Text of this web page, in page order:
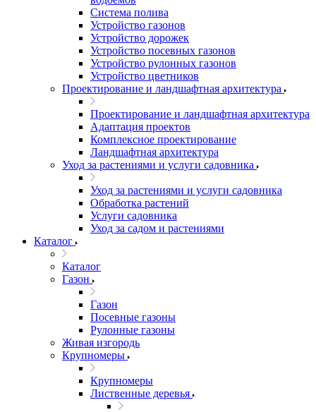
Система полива
Устройство газонов
Устройство дорожек
Устройство посевных газонов
Устройство рулонных газонов
Устройство цветников
Проектирование и ландшафтная архитектура
Проектирование и ландшафтная архитектура
Адаптация проектов
Комплексное проектирование
Ландшафтная архитектура
Уход за растениями и услуги садовника
Уход за растениями и услуги садовника
Обработка растений
Услуги садовника
Уход за садом и растениями
Каталог
Каталог
Газон
Газон
Посевные газоны
Рулонные газоны
Живая изгородь
Крупномеры
Крупномеры
Лиственные деревья